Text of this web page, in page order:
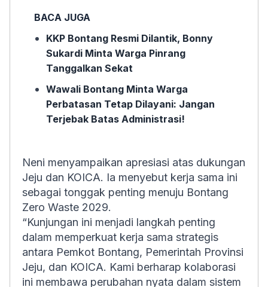
BACA JUGA
KKP Bontang Resmi Dilantik, Bonny
Sukardi Minta Warga Pinrang
Tanggalkan Sekat
Wawali Bontang Minta Warga
Perbatasan Tetap Dilayani: Jangan
Terjebak Batas Administrasi!
Neni menyampaikan apresiasi atas dukungan
Jeju dan KOICA. Ia menyebut kerja sama ini
sebagai tonggak penting menuju Bontang
Zero Waste 2029.
“Kunjungan ini menjadi langkah penting
dalam memperkuat kerja sama strategis
antara Pemkot Bontang, Pemerintah Provinsi
Jeju, dan KOICA. Kami berharap kolaborasi
ini membawa perubahan nyata dalam sistem